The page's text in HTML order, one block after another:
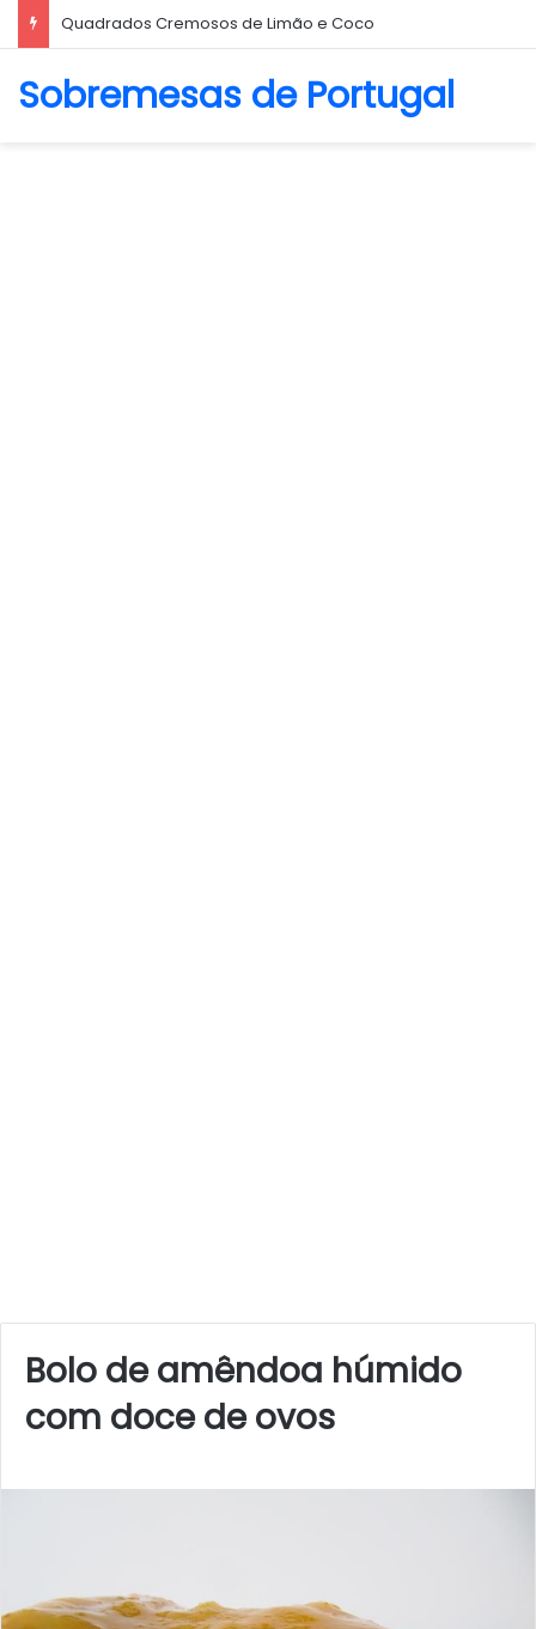
Biscoito Amanteigado
Sobremesas de Portugal
Bolo de amêndoa húmido
com doce de ovos